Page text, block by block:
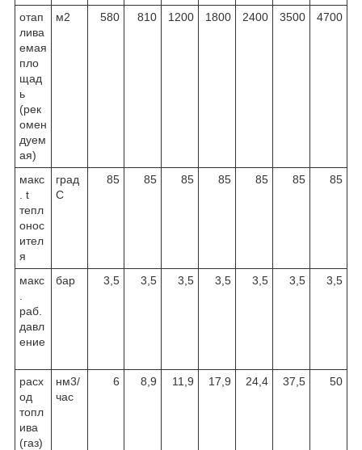
отап
лива
емая
пло
щад
ь
(рек
омен
дуем
ая)
м2 580 810 1200 1800 2400 3500 4700
макс
. t
тепл
онос
ител
я
град
С
85 85 85 85 85 85 85
макс
раб.
давл
ение
бар 3,5 3,5 3,5 3,5 3,5 3,5 3,5
расх
од
топл
ива
(газ)
нм3/
час
6 8,9 11,9 17,9 24,4 37,5 50